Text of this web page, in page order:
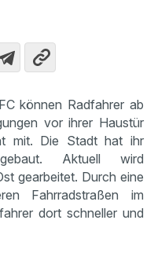
können Radfahrer ab
vor ihrer Haustür
mit. Die Stadt hat ihr
Aktuell wird
gearbeitet. Durch eine
Fahrradstraßen im
dort schneller und